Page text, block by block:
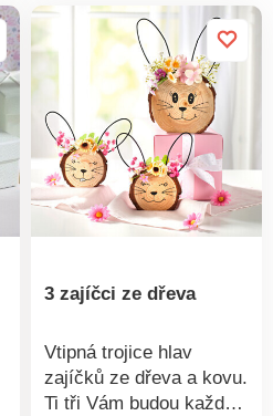
3 zajíčci ze dřeva
Vtipná trojice hlav
zajíčků ze dřeva a kovu.
Ti tři Vám budou každý